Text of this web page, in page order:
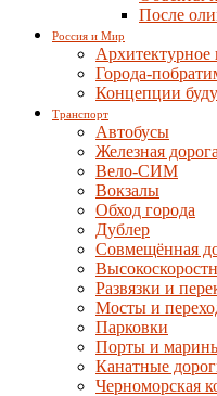
После
Россия и Мир
Архитектурное
Города-
Концепции
Транспорт
Автобусы
Железная дорога
Вело-СИМ
Вокзалы
Обход города
Дублер
Совмещённая
Развязки и
Мосты и
Парковки
Порты и
Канатные
Черноморская